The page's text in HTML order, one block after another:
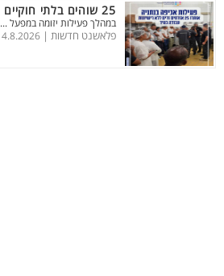
25 שוהים בלתי חוקיים נתפסו בנתניה
במהלך פעילות יזומה במפעל ...
פלאשנט חדשות | 4.8.2026